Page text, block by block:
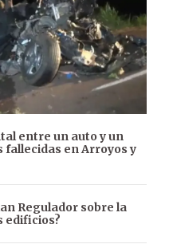
entre un auto y un
fallecidas en Arroyos y
Regulador sobre la
edificios?